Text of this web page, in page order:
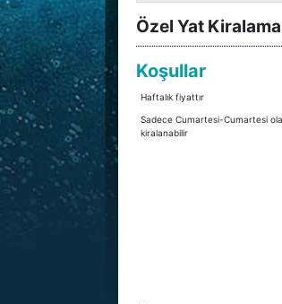
Özel Yat
Koşullar
Haftalık fiyattır
Sadece Cumartesi-Cumartesi
kiralanabilir